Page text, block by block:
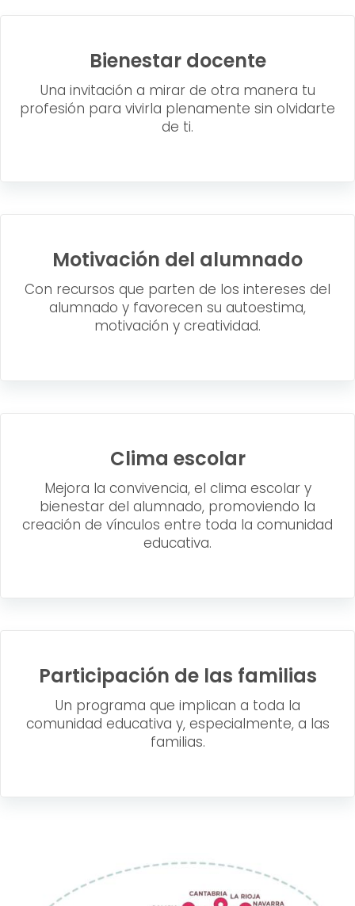
Bienestar docente
Una invitación a mirar de otra manera tu
profesión para vivirla plenamente sin olvidarte
de ti.
Motivación del alumnado
Con recursos que parten de los intereses del
alumnado y favorecen su autoestima,
motivación y creatividad.
Clima escolar
Mejora la convivencia, el clima escolar y
bienestar del alumnado, promoviendo la
creación de vínculos entre toda la comunidad
educativa.
Participación de las familias
Un programa que implican a toda la
comunidad educativa y, especialmente, a las
familias.